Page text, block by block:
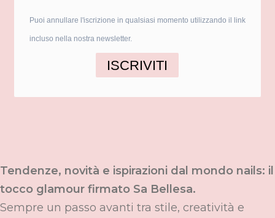
Puoi annullare l'iscrizione in qualsiasi momento utilizzando il link
incluso nella nostra newsletter.
ISCRIVITI
Tendenze, novità e ispirazioni dal mondo nails: il
tocco glamour firmato Sa Bellesa.
Sempre un passo avanti tra stile, creatività e